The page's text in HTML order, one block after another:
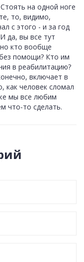
на одной ноге
то, видимо,
с этого - и за год
да, вы все тут
но кто вообще
помощи? Кто им
в реабилитацию?
включает в
как человек сломал
мы все любим
что-то сделать.